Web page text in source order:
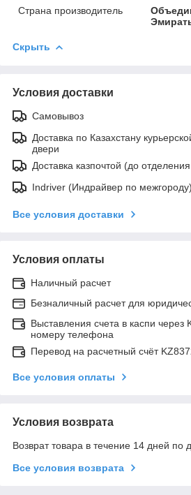
Страна производитель
Скрыть
Условия доставки
Самовывоз
Доставка по Казахстану
двери
Доставка казпочтой (до
Indriver (Индрайвер по межгороду)
Все условия доставки
Условия оплаты
Наличный расчет
Безналичный расчет для
Выставления счета в каспи через
номеру телефона
Перевод на расчетный счёт
Все условия оплаты
Условия возврата
Возврат товара в течение 14 дней по
Все условия возврата